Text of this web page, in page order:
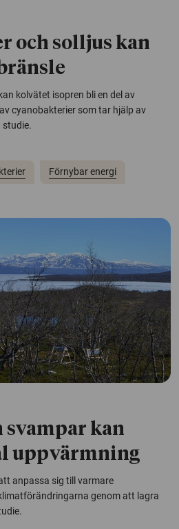
och solljus kan
kolvätet isopren bli en del av
cyanobakterier som tar hjälp av
studie.
Förnybar energi
svampar kan
uppvärmning
anpassa sig till varmare
genom att lagra